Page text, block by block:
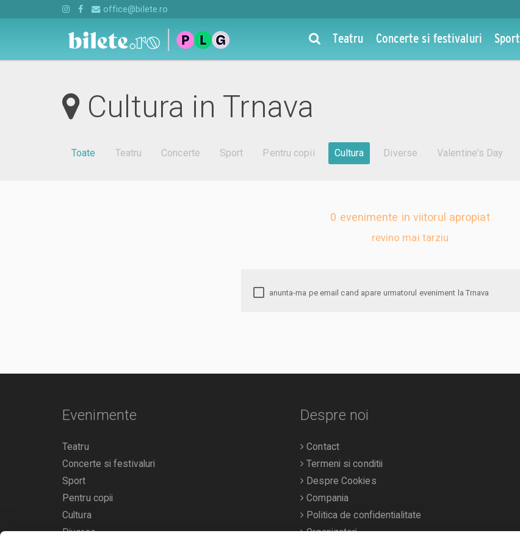
office@bilete.ro
Teatru Concerte si festivaluri Sport
Cultura in Trnava
Toate Teatru Concerte Sport Pentru copii Cultura Diverse Valentine's Day
0 evenimente in viitorul apropiat
revino mai tarziu
anunta-ma pe email cand apare urmatorul eveniment la Trnava
Evenimente
Teatru
Concerte si festivaluri
Sport
Pentru copii
Cultura
Diverse
Despre noi
Contact
Termeni si conditii
Despre Cookies
Compania
Politica de confidentialitate
Organizatori